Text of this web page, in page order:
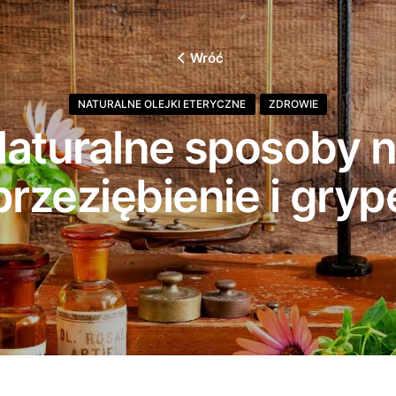
Wróć
NATURALNE OLEJKI ETERYCZNE ZDROWIE
sposoby
i